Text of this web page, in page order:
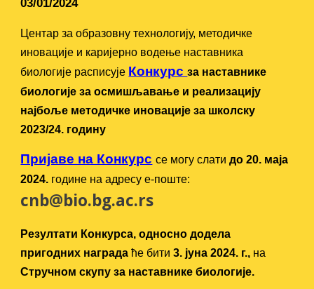
03/01/2024
Центар за образовну технологију, методичке
иновације и каријерно водење наставника
биологије расписује Конкурсза наставнике
биологије за осмишљавање и реализацију
најбоље методичке иновације за школску
2023/24. годину
Пријаве на Конкурс се могу слатидо 20. маја
2024. године на адресу е-поште:
cnb@bio.bg.ac.rs
Резултати Конкурса, односно додела
пригодних наградаће бити 3. јуна 2024. г., на
Стручном скупу за наставнике биологије.